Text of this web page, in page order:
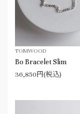
TOMWOOD
Bo Bracelet Slim
36,850円(税込)